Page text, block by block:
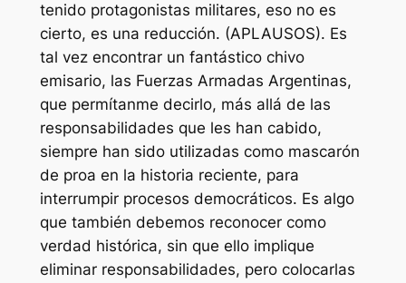
tenido protagonistas militares, eso no es
cierto, es una reducción. (APLAUSOS). Es
tal vez encontrar un fantástico chivo
emisario, las Fuerzas Armadas Argentinas,
que permítanme decirlo, más allá de las
responsabilidades que les han cabido,
siempre han sido utilizadas como mascarón
de proa en la historia reciente, para
interrumpir procesos democráticos. Es algo
que también debemos reconocer como
verdad histórica, sin que ello implique
eliminar responsabilidades, pero colocarlas